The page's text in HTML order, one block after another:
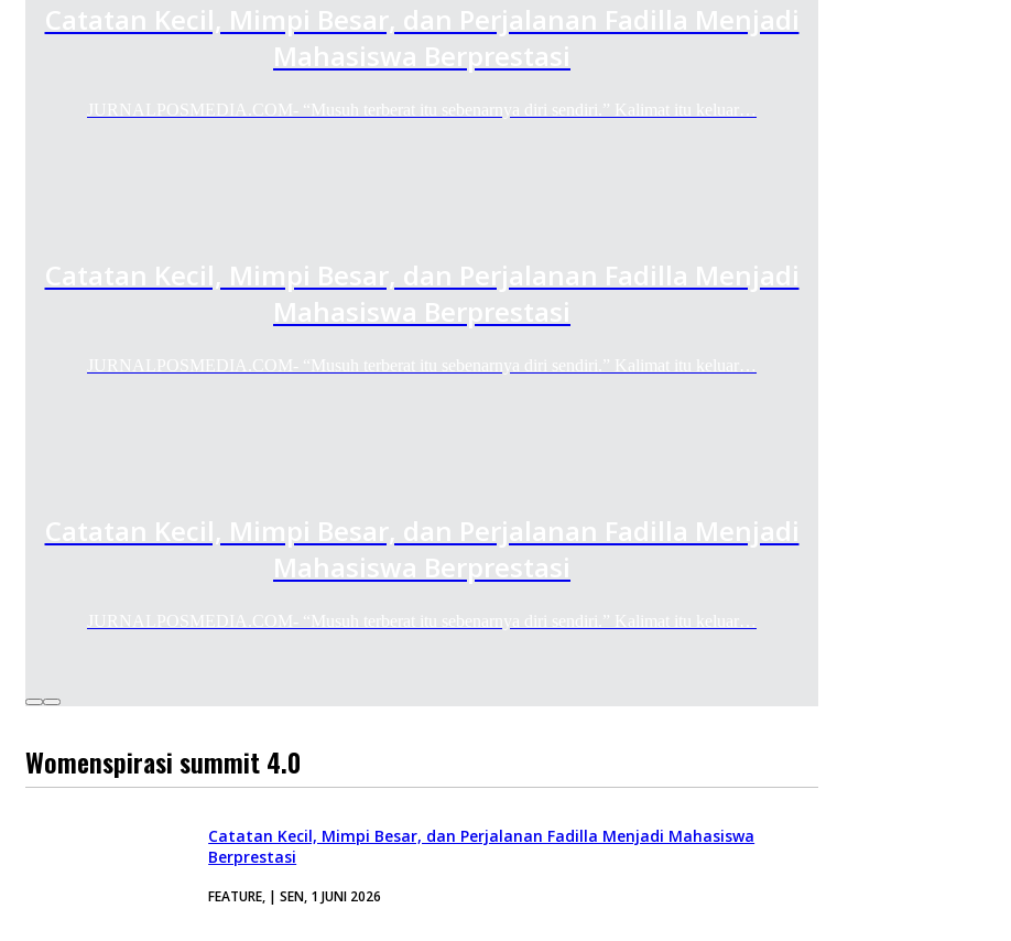
Catatan Kecil, Mimpi Besar, dan Perjalanan Fadilla Menjadi
Mahasiswa Berprestasi
JURNALPOSMEDIA.COM- “Musuh terberat itu sebenarnya diri sendiri.” Kalimat itu keluar…
Catatan Kecil, Mimpi Besar, dan Perjalanan Fadilla Menjadi
Mahasiswa Berprestasi
JURNALPOSMEDIA.COM- “Musuh terberat itu sebenarnya diri sendiri.” Kalimat itu keluar…
Catatan Kecil, Mimpi Besar, dan Perjalanan Fadilla Menjadi
Mahasiswa Berprestasi
JURNALPOSMEDIA.COM- “Musuh terberat itu sebenarnya diri sendiri.” Kalimat itu keluar…
Womenspirasi summit 4.0
Catatan Kecil, Mimpi Besar, dan Perjalanan Fadilla Menjadi Mahasiswa
Berprestasi
FEATURE, | SEN, 1 JUNI 2026